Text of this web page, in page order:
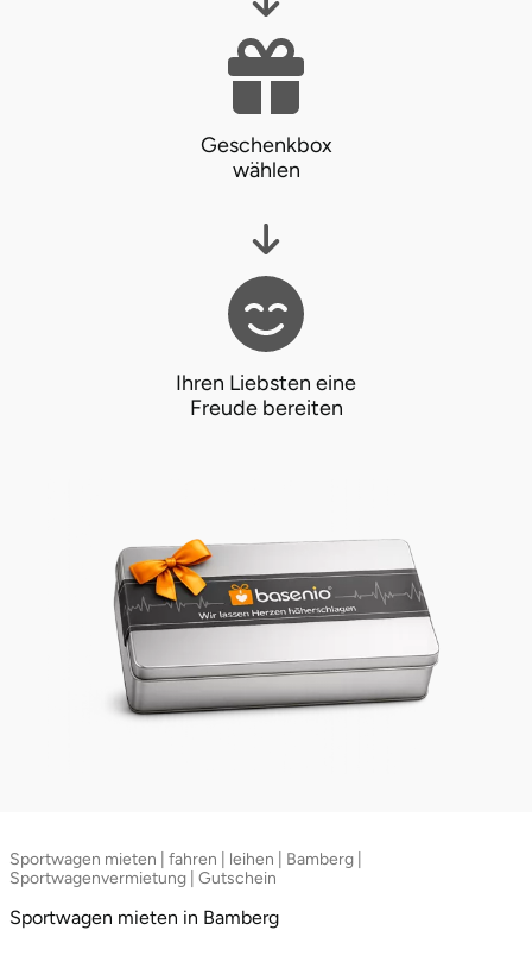
Geschenkbox
wählen
Ihren Liebsten eine
Freude bereiten
Sportwagen mieten | fahren | leihen | Bamberg |
Sportwagenvermietung | Gutschein
Sportwagen mieten in Bamberg